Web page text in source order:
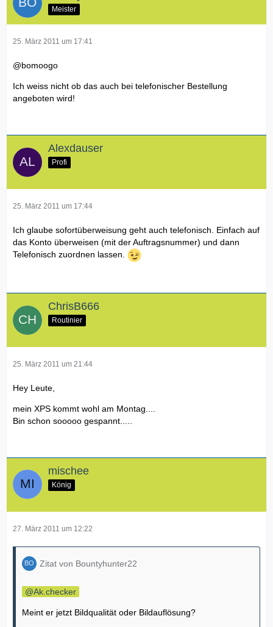
Meister
25. März 2011 um 17:41
@bomoogo
Ich weiss nicht ob das auch bei telefonischer Bestellung
angeboten wird!
Alexdauser
Profi
25. März 2011 um 17:44
Ich glaube sofortüberweisung geht auch telefonisch. Einfach auf
das Konto überweisen (mit der Auftragsnummer) und dann
Telefonisch zuordnen lassen.
ChrisB666
Routinier
25. März 2011 um 21:44
Hey Leute,
mein XPS kommt wohl am Montag....
Bin schon sooooo gespannt.....
mischee
König
27. März 2011 um 12:22
Zitat von Bountyhunter22
Ak.checker
Meint er jetzt Bildqualität oder Bildauflösung?